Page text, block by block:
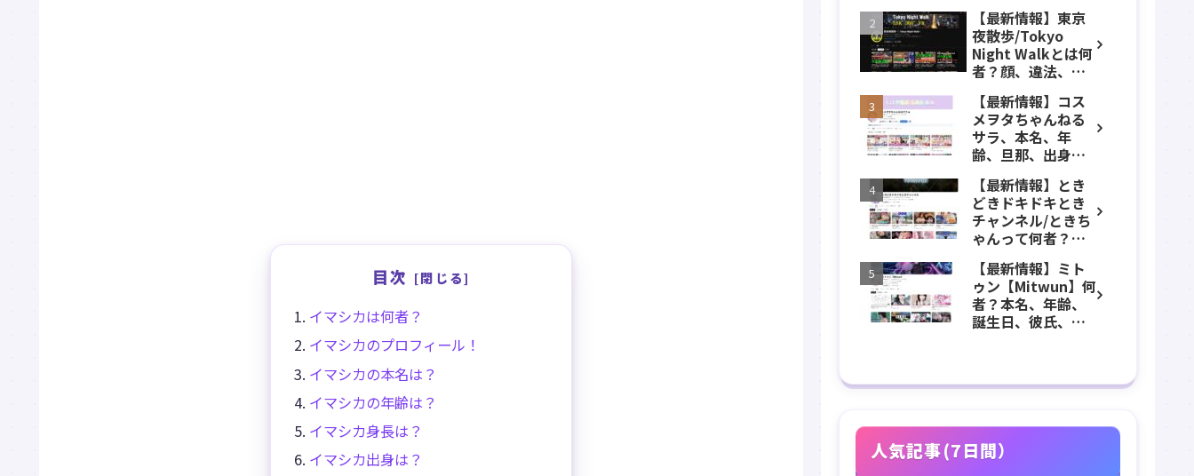
目次
イマシカは何者？
イマシカのプロフィール！
イマシカの本名は？
イマシカの年齢は？
イマシカ身長は？
イマシカ出身は？
レ、素顔、ストグ
ラ、VTuber、ニコ
ニコなどのプロフ
ィール、YouTube
チャンネル紹介！
【最新情報】東京
夜散歩/Tokyo
Night Walkとは何
者？顔、違法、逮
久保公園、本名、
年齢、誕生日、職
業、かわいい、彼
女などのプロフィ
ール、YouTubeチ
ャンネル紹介！
【最新情報】コス
メヲタちゃんねる
サラ、本名、年
齢、旦那、出身、
MIRAGEM、子ども
などのプロフィー
ル、YouTubeチャ
ンネル紹介！
【最新情報】とき
どきドキドキとき
チャンネル/ときち
ゃんって何者？年
名、身長、体重、
出身、バニーガー
ル、写真集などの
プロフィール、
【最新情報】ミト
ゥン【Mitwun】何
者？本名、年齢、
誕生日、彼氏、整
ンネル紹介！
人気記事(7日間）